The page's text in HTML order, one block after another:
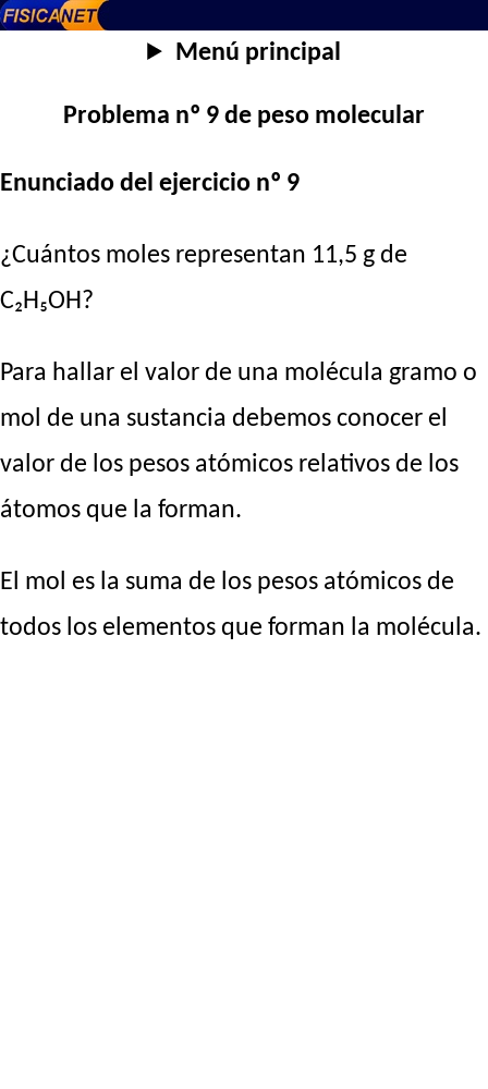
Menú principal
Problema nº 9 de peso molecular
Enunciado del ejercicio nº 9
¿Cuántos moles representan 11,5 g de
C₂H₅OH?
Para hallar el valor de una molécula gramo o
mol de una sustancia debemos conocer el
valor de los pesos atómicos relativos de los
átomos que la forman.
El mol es la suma de los pesos atómicos de
todos los elementos que forman la molécula.